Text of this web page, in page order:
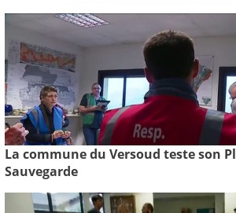
La commune du Versoud teste son
Sauvegarde